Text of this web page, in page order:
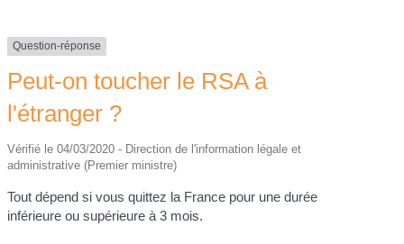
Question-réponse
Peut-on toucher le RSA à
l'étranger ?
Vérifié le 04/03/2020 - Direction de l'information légale et
administrative (Premier ministre)
Tout dépend si vous quittez la France pour une durée
inférieure ou supérieure à 3 mois.